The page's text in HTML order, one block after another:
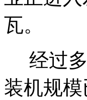
瓦。
经过多
装机规